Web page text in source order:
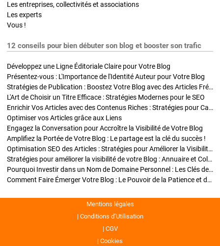
Les entreprises, collectivités et associations
Les experts
Vous !
12 conseils pour bien débuter son blog et booster son trafic
Développez une Ligne Éditoriale Claire pour Votre Blog
Présentez-vous : L'Importance de l'Identité Auteur pour Votre Blog
Stratégies de Publication : Boostez Votre Blog avec des Articles Fréquents et Exclusifs
L'Art de Choisir un Titre Efficace : Stratégies Modernes pour le SEO
Enrichir Vos Articles avec des Contenus Riches : Stratégies pour Captiver et Optimiser
Optimiser vos Articles grâce aux Liens
Engagez la Conversation pour Accroître la Visibilité de Votre Blog
Amplifiez la Portée de Votre Blog : Le partage est la clé du succès !
Optimisation SEO des Articles : Stratégies pour Améliorer la Visibilité de Votre Blog
Stratégies pour améliorer la visibilité de votre Blog : Annuaire et Collaborations
Pourquoi Investir dans un Nom de Domaine Personnel : Les Clés de la Réussite de Votre Blog
Comment Faire Émerger Votre Blog : Le Pouvoir de la Patience et de la Persévérance
Mentions légales
Conditions d’Utilisation
CGV
Cookies